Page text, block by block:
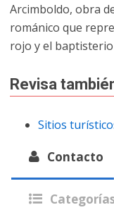
Arcimboldo, obra
románico que
rojo y el
Revisa
Sitios
Contacto